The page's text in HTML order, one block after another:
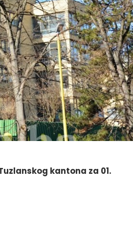
kantona za 01.